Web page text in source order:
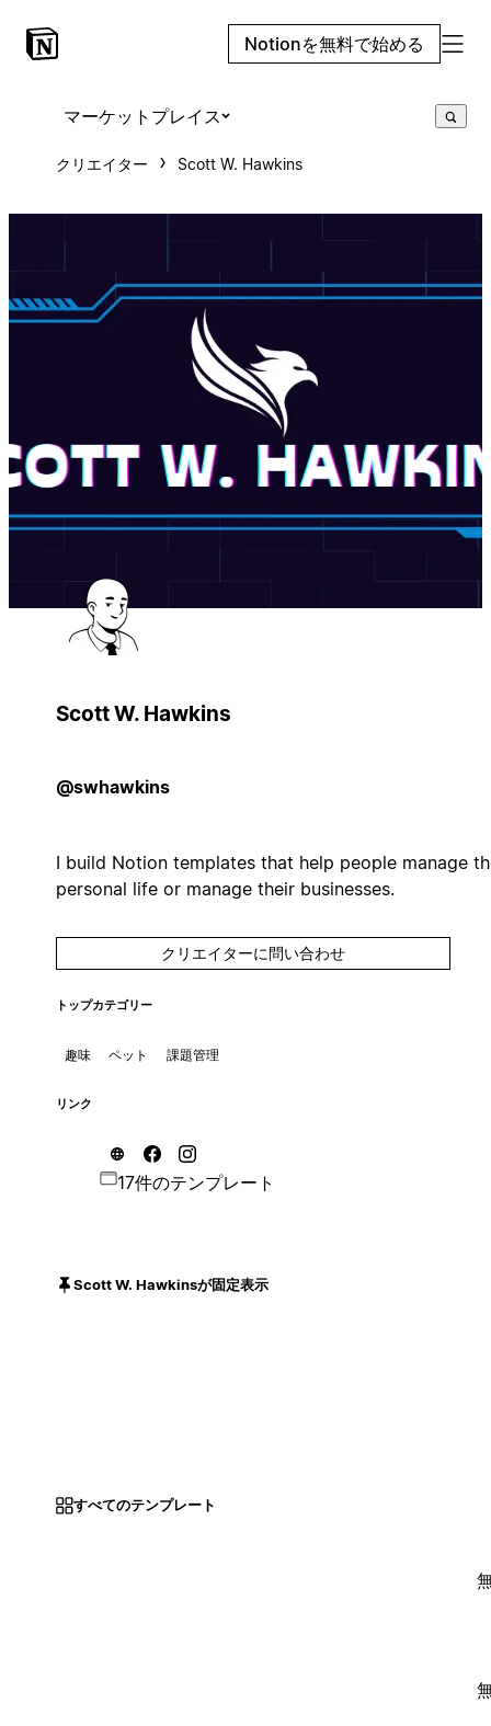
Notionを無料で始める
マーケットプレイス
クリエイター Scott W. Hawkins
Scott W. Hawkins
@swhawkins
I build Notion templates that help people manage
personal life or manage their businesses.
クリエイターに問い合わせ
トップカテゴリー
趣味 ペット 課題管理
リンク
17件のテンプレート
Scott W. Hawkinsが固定表示
すべてのテンプレート